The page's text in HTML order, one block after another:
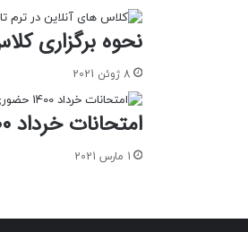
نحوه برگزاری
8 ژوئن 2021
امتحانات خرداد 1400 حضوری برگزار می شود؟
1 مارس 2021